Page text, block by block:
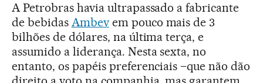
A Petrobras havia ultrapassado a fabricante
de bebidas Ambevem pouco mais de 3
bilhões de dólares, na última terça, e
assumido a liderança. Nesta sexta, no
entanto, os papéis preferenciais –que não dão